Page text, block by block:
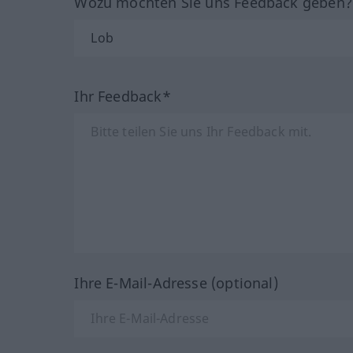
Ihr Feedback*
Ihre E-Mail-Adresse (optional)